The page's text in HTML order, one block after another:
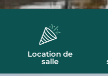
Location de
salle